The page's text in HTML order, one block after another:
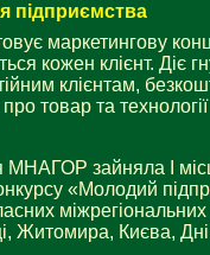
підприємства
маркетингову
кожен клієнт. Діє
клієнтам,
товар та
МНАГОР зайняла І
«Молодий
міжрегіональних
Житомира, Києва,